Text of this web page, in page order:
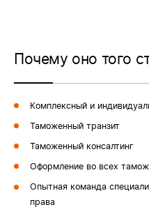
Почему оно того
Комплексный и
Таможенный транзит
Таможенный консалтинг
Оформление во всех
Опытная команда
права